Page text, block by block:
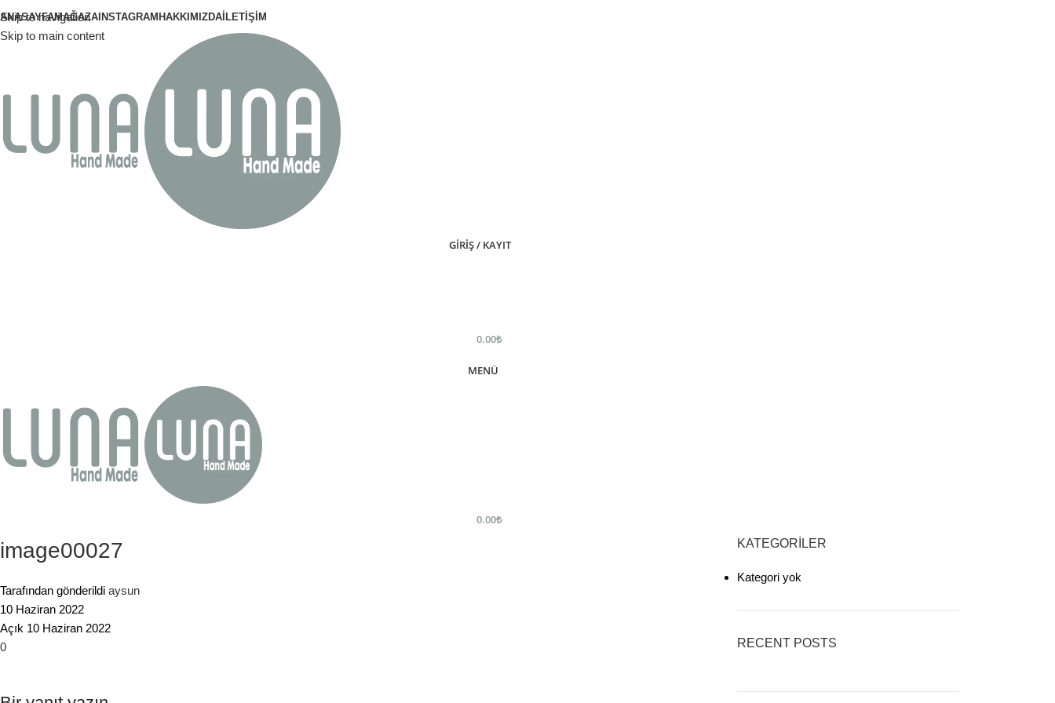
Skip to navigation
Skip to main content
ANASAYFAMAĞAZAINSTAGRAMHAKKIMIZDAİLETIŞIM
GIRIŞ / KAYIT
0.00₺
MENÜ
0.00₺
image00027
Tarafından gönderildi aysun
10 Haziran 2022
Açık 10 Haziran 2022
0
KATEGORILER
Kategori yok
RECENT POSTS